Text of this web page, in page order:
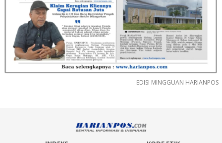
EDISI MINGGUAN HARIANPOS